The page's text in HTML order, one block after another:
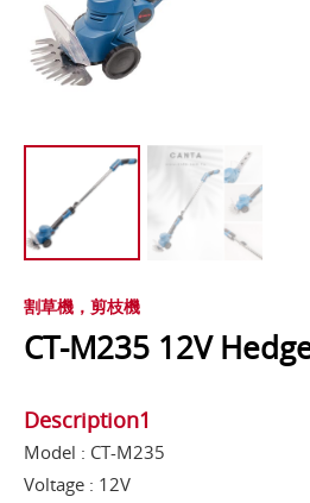
割草機，剪枝機
CT-M235 12V
Description1
Model : CT-M235
Voltage : 12V